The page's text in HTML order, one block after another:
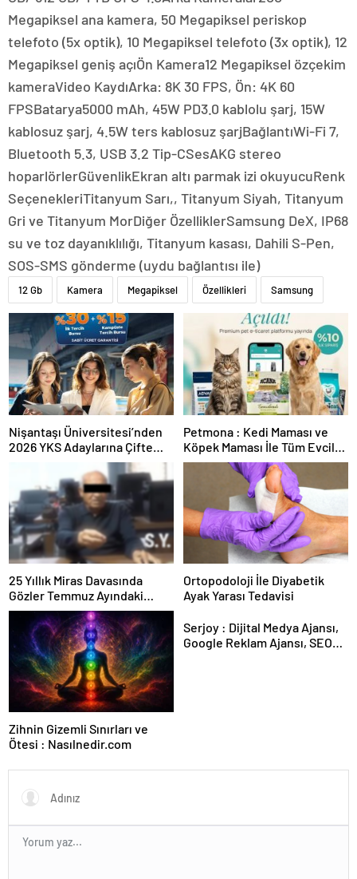
Megapiksel ana kamera, 50 Megapiksel periskop
telefoto (5x optik), 10 Megapiksel telefoto (3x optik), 12
Megapiksel geniş açıÖn Kamera12 Megapiksel özçekim
kameraVideo KaydıArka: 8K 30 FPS, Ön: 4K 60
FPSBatarya5000 mAh, 45W PD3.0 kablolu şarj, 15W
kablosuz şarj, 4.5W ters kablosuz şarjBağlantıWi-Fi 7,
Bluetooth 5.3, USB 3.2 Tip-CSesAKG stereo
hoparlörlerGüvenlikEkran altı parmak izi okuyucuRenk
SeçenekleriTitanyum Sarı,, Titanyum Siyah, Titanyum
Gri ve Titanyum MorDiğer ÖzelliklerSamsung DeX, IP68
su ve toz dayanıklılığı, Titanyum kasası, Dahili S-Pen,
SOS-SMS gönderme (uydu bağlantısı ile)
12 Gb Kamera Megapiksel Özellikleri Samsung
Nişantaşı Üniversitesi’nden
2026 YKS Adaylarına Çifte
Güvence: Sabit Ücret ve
Kesintisiz Burs
Petmona : Kedi Maması ve
Köpek Maması İle Tüm Evcil
Hayvan Ürünleri
25 Yıllık Miras Davasında
Gözler Temmuz Ayındaki
Karar Duruşmasına Çevrildi
Ortopodoloji İle Diyabetik
Ayak Yarası Tedavisi
Zihnin Gizemli Sınırları ve
Ötesi : Nasılnedir.com
Serjoy : Dijital Medya Ajansı,
Google Reklam Ajansı, SEO